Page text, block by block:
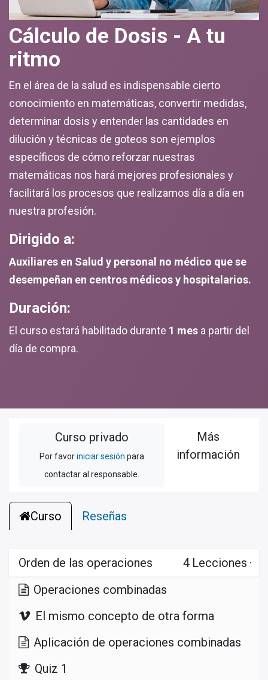
Cálculo de Dosis - A tu
ritmo
En el área de la salud es indispensable cierto
conocimiento en matemáticas, convertir medidas,
determinar dosis y entender las cantidades en
dilución y técnicas de goteos son ejemplos
específicos de cómo reforzar nuestras
matemáticas nos hará mejores profesionales y
facilitará los procesos que realizamos día a día en
nuestra profesión.
Dirigido a:
Auxiliares en Salud y personal no médico que se
desempeñan en centros médicos y hospitalarios.
Duración:
El curso estará habilitado durante 1 mes a partir del
día de compra.
Curso privado
Por favoriniciar sesión para
contactar al responsable.
Más
información
Curso Reseñas
Orden de las operaciones 4 Lecciones ·
Operaciones combinadas
El mismo concepto de otra forma
Aplicación de operaciones combinadas
Quiz 1